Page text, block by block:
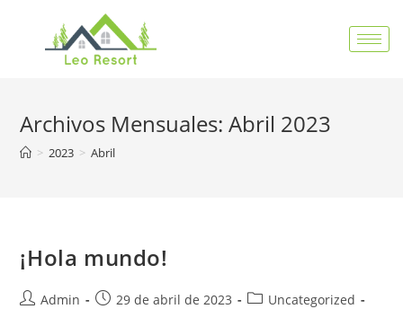
Archivos Mensuales: Abril 2023
> 2023 > Abril
¡Hola mundo!
Admin 29 de abril de 2023
Uncategorized